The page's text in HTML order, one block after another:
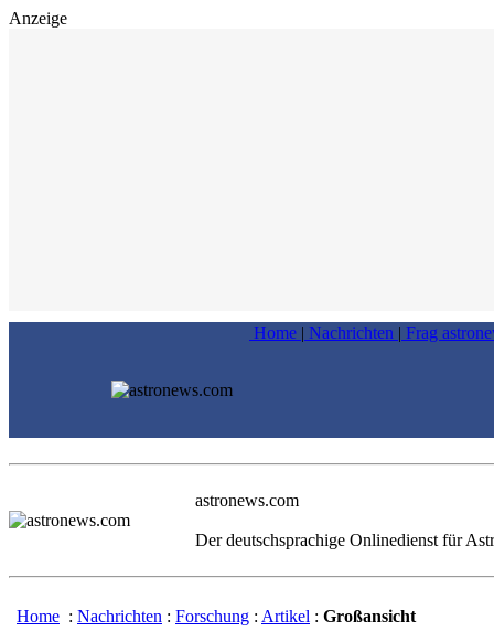
Anzeige
Home | Nachrichten | Frag
astronews.com
Der deutschsprachige Onlinedienst für
Home : Nachrichten : Forschung : Artikel : Großansicht